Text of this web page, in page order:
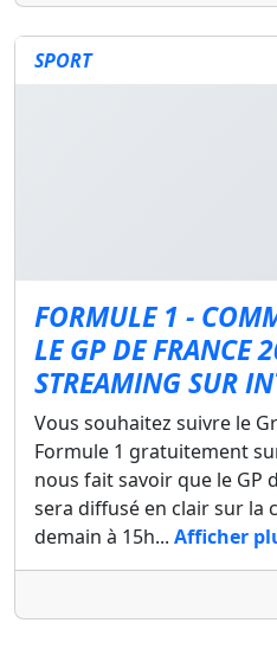
SPORT
FORMULE 1 -
LE GP DE FRANCE
STREAMING SUR
Vous souhaitez suivre le
Formule 1 gratuitement
nous fait savoir que le GP
sera diffusé en clair sur la
demain à 15h... Afficher